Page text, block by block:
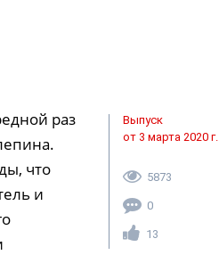
раз
что
и
Выпуск
от 3 марта 2020 г.
5873
0
13